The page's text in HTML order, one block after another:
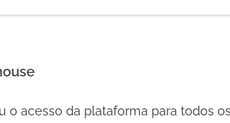
o acesso da plataforma para todos